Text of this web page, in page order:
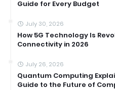
Guide for Every Budget
July 30, 2026
How 5G Technology Is
Connectivity in 2026
July 26, 2026
Quantum Computing
Guide to the Future of